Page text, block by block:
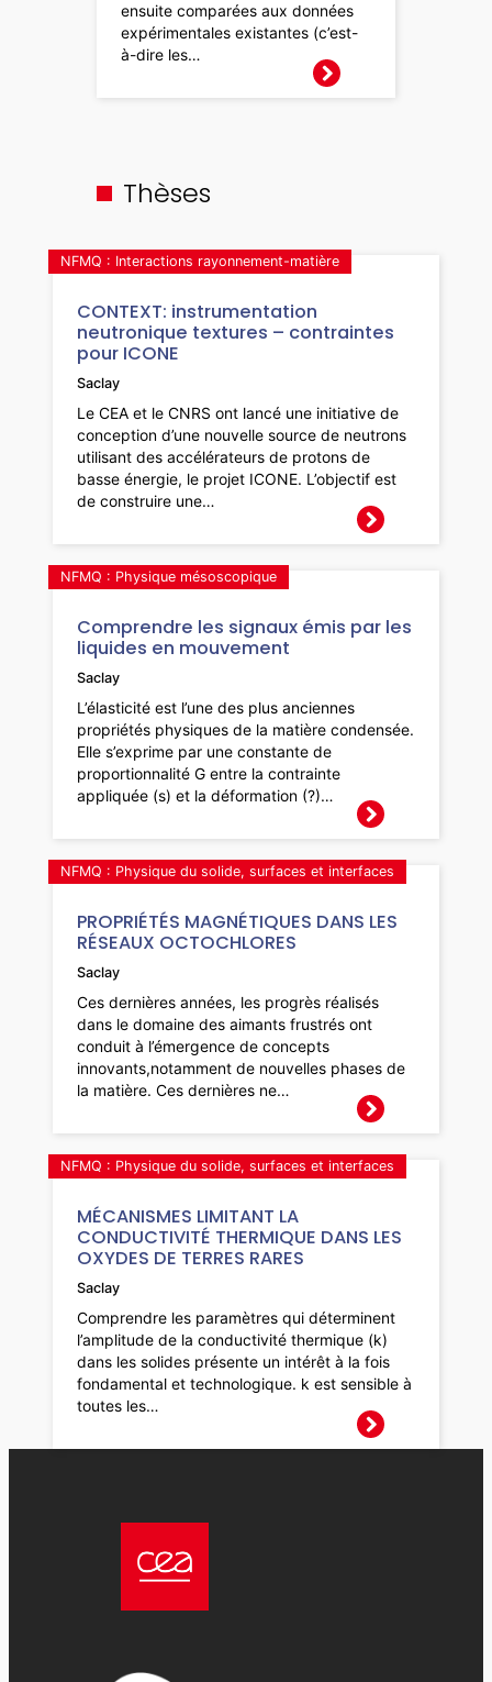
ensuite comparées aux données
expérimentales existantes (c’est-
à-dire les…
Thèses
CONTEXT: instrumentation
neutronique textures – contraintes
pour ICONE
NFMQ : Interactions rayonnement-matière
Saclay
Le CEA et le CNRS ont lancé une initiative de
conception d’une nouvelle source de neutrons
utilisant des accélérateurs de protons de
basse énergie, le projet ICONE. L’objectif est
de construire une…
Comprendre les signaux émis par les
liquides en mouvement
NFMQ : Physique mésoscopique
Saclay
L’élasticité est l’une des plus anciennes
propriétés physiques de la matière condensée.
Elle s’exprime par une constante de
proportionnalité G entre la contrainte
appliquée (s) et la déformation (?)…
PROPRIÉTÉS MAGNÉTIQUES DANS LES
RÉSEAUX OCTOCHLORES
NFMQ : Physique du solide, surfaces et interfaces
Saclay
Ces dernières années, les progrès réalisés
dans le domaine des aimants frustrés ont
conduit à l’émergence de concepts
innovants,notamment de nouvelles phases de
la matière. Ces dernières ne…
MÉCANISMES LIMITANT LA
CONDUCTIVITÉ THERMIQUE DANS LES
OXYDES DE TERRES RARES
NFMQ : Physique du solide, surfaces et interfaces
Saclay
Comprendre les paramètres qui déterminent
l’amplitude de la conductivité thermique (k)
dans les solides présente un intérêt à la fois
fondamental et technologique. k est sensible à
toutes les…